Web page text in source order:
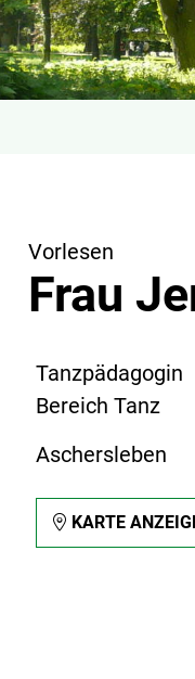
Vorlesen
Frau
Tanzpädagogin
Bereich Tanz
Aschersleben
KARTE